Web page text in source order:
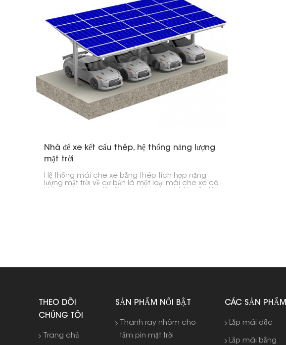
Nhà để xe kết cấu thép, hệ thống năng lượng
mặt trời
Hệ thống mái che xe bằng thép tích hợp năng
lượng mặt trời về cơ bản là một loại mái che xe có
THEO DÕI
CHÚNG TÔI
Trang chủ
SẢN PHẨM NỔI BẬT
Thanh ray nhôm cho
tấm pin mặt trời
CÁC SẢN PHẨM
Lắp mái dốc
Lắp mái bằng